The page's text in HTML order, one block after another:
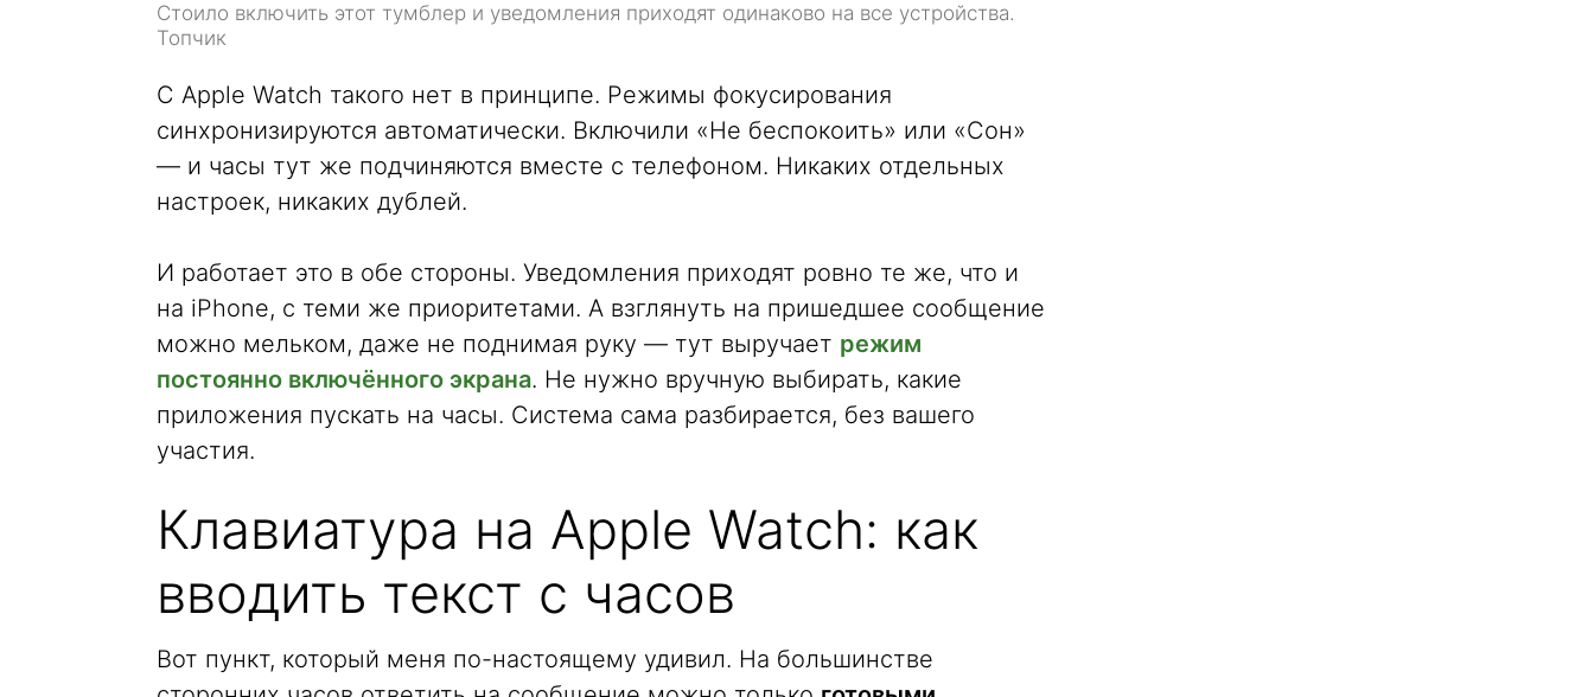
Стоило включить этот тумблер и уведомления приходят одинаково на все устройства.
Топчик
С Apple Watch такого нет в принципе. Режимы фокусирования
синхронизируются автоматически. Включили «Не беспокоить» или «Сон»
— и часы тут же подчиняются вместе с телефоном. Никаких отдельных
настроек, никаких дублей.
И работает это в обе стороны. Уведомления приходят ровно те же, что и
на iPhone, с теми же приоритетами. А взглянуть на пришедшее сообщение
можно мельком, даже не поднимая руку — тут выручает режим
постоянно включённого экрана. Не нужно вручную выбирать, какие
приложения пускать на часы. Система сама разбирается, без вашего
участия.
Клавиатура на Apple Watch: как
вводить текст с часов
Вот пункт, который меня по-настоящему удивил. На большинстве